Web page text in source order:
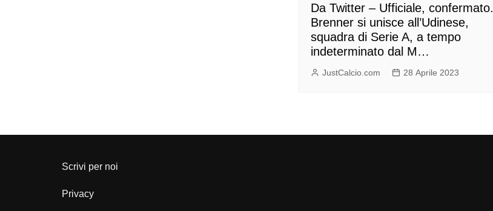
Da Twitter – Ufficiale, confermato.
Brenner si unisce all’Udinese,
squadra di Serie A, a tempo
indeterminato dal M…
JustCalcio.com 28 Aprile 2023
Scrivi per noi
Privacy